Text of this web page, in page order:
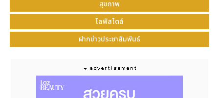
ด้วยภาพยนตร์สั้นสุดสมจริงด้วยเทคโนโลยี AI ในชื่อ
“Chang Xiaoming Takes You on a Tour of
Ming Culture” (ฉางเสี่ยวหมิงพาทัวร์วัฒนธรรมหมิง)
โดยมีมนุษย์เสมือนจริงในรูปแบบโฮโลแกรมอย่าง “ฉาง
ประวัติศาสตร์ของราชวงศ์หมิง ไม่ว่าจะเป็นพระราชวังต้อง
ห้าม เมืองก่งหัว ด่านจวียง และสุสานราชวงศ์หมิง ซึ่งการ
ผสานโลกเสมือนและโลกแห่งความเป็นจริงได้อย่างแนบ
สุขภาพ
ไลฟ์สไตล์
ฝากข่าวประชาสัมพันธ์